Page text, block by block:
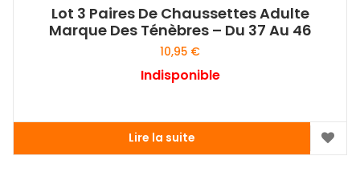
Lot 3 Paires De Chaussettes Adulte
Marque Des Ténèbres – Du 37 Au 46
10,95 €
Indisponible
Lire la suite